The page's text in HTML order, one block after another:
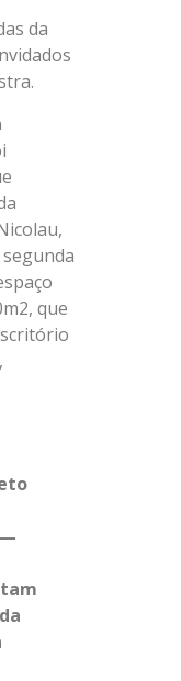
da
que